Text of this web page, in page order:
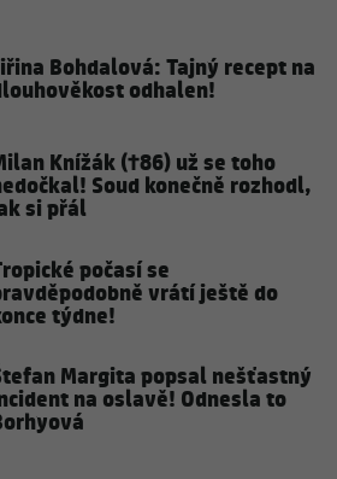
Bohdalová: Tajný recept na
odhalen!
Knížák (†86) už se toho
Soud konečně rozhodl,
si přál
počasí se
vrátí ještě do
týdne!
Margita popsal nešťastný
na oslavě! Odnesla to